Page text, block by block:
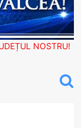
NOSTRU!